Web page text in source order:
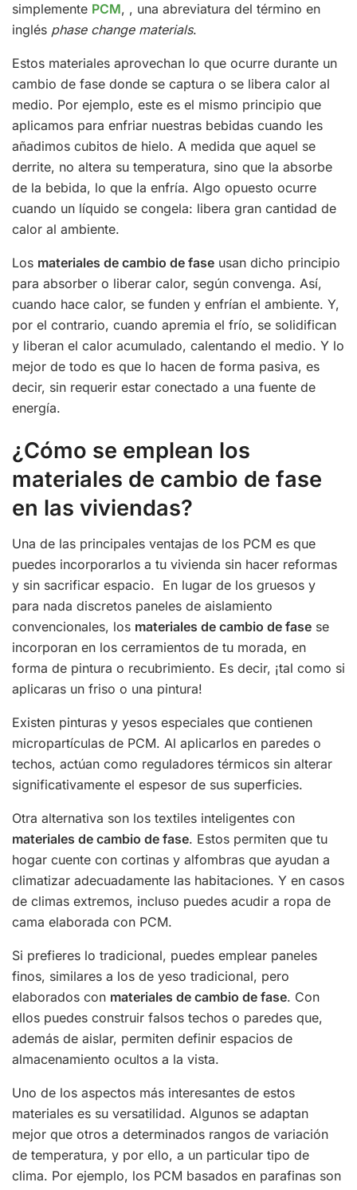
simplemente PCM, , una abreviatura del término en
inglés phase change materials.
Estos materiales aprovechan lo que ocurre durante un
cambio de fase donde se captura o se libera calor al
medio. Por ejemplo, este es el mismo principio que
aplicamos para enfriar nuestras bebidas cuando les
añadimos cubitos de hielo. A medida que aquel se
derrite, no altera su temperatura, sino que la absorbe
de la bebida, lo que la enfría. Algo opuesto ocurre
cuando un líquido se congela: libera gran cantidad de
calor al ambiente.
Los materiales de cambio de fase usan dicho principio
para absorber o liberar calor, según convenga. Así,
cuando hace calor, se funden y enfrían el ambiente. Y,
por el contrario, cuando apremia el frío, se solidifican
y liberan el calor acumulado, calentando el medio. Y lo
mejor de todo es que lo hacen de forma pasiva, es
decir, sin requerir estar conectado a una fuente de
energía.
¿Cómo se emplean los
materiales de cambio de fase
en las viviendas?
Una de las principales ventajas de los PCM es que
puedes incorporarlos a tu vivienda sin hacer reformas
y sin sacrificar espacio. En lugar de los gruesos y
para nada discretos paneles de aislamiento
convencionales, los materiales de cambio de fase se
incorporan en los cerramientos de tu morada, en
forma de pintura o recubrimiento. Es decir, ¡tal como si
aplicaras un friso o una pintura!
Existen pinturas y yesos especiales que contienen
micropartículas de PCM. Al aplicarlos en paredes o
techos, actúan como reguladores térmicos sin alterar
significativamente el espesor de sus superficies.
Otra alternativa son los textiles inteligentes con
materiales de cambio de fase. Estos permiten que tu
hogar cuente con cortinas y alfombras que ayudan a
climatizar adecuadamente las habitaciones. Y en casos
de climas extremos, incluso puedes acudir a ropa de
cama elaborada con PCM.
Si prefieres lo tradicional, puedes emplear paneles
finos, similares a los de yeso tradicional, pero
elaborados con materiales de cambio de fase. Con
ellos puedes construir falsos techos o paredes que,
además de aislar, permiten definir espacios de
almacenamiento ocultos a la vista.
Uno de los aspectos más interesantes de estos
materiales es su versatilidad. Algunos se adaptan
mejor que otros a determinados rangos de variación
de temperatura, y por ello, a un particular tipo de
clima. Por ejemplo, los PCM basados en parafinas son